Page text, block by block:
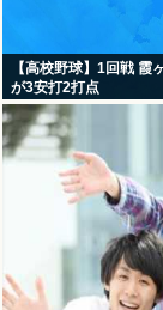
【高校野球】1回戦
が3安打2打点